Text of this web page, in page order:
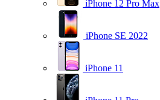
iPhone 12 Pro Max
iPhone SE 2022
iPhone 11